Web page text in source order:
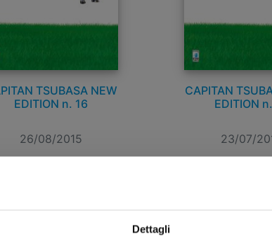
Dettagli
TSUBASA NEW
EDITION n. 16
26/08/2015
CAPITAN
EDITION
23/07/